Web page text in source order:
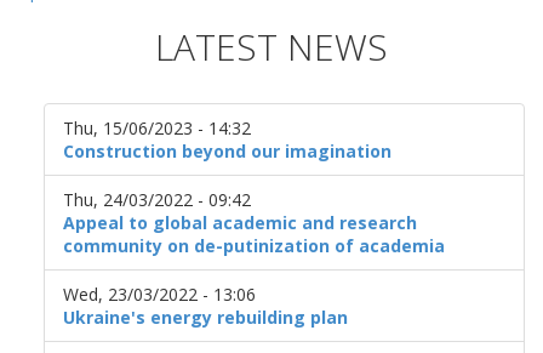
LATEST NEWS
Thu, 15/06/2023 - 14:32
Construction beyond our imagination
Thu, 24/03/2022 - 09:42
Appeal to global academic and research
community on de-putinization of academia
Wed, 23/03/2022 - 13:06
Ukraine's energy rebuilding plan